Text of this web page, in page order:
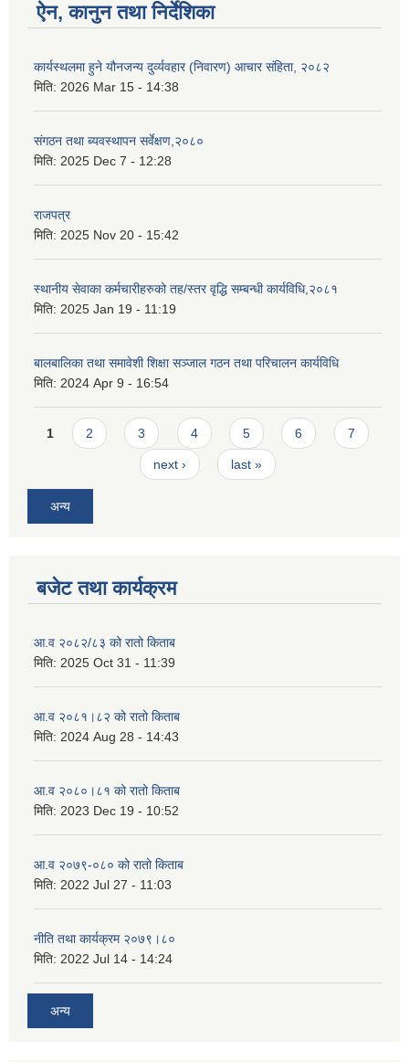
ऐन, कानुन तथा निर्देशिका
कार्यस्थलमा हुने यौनजन्य दुर्व्यवहार (निवारण) आचार संहिता, २०८२
मिति: 2026 Mar 15 - 14:38
संगठन तथा ब्यवस्थापन सर्वेक्षण,२०८०
मिति: 2025 Dec 7 - 12:28
राजपत्र
मिति: 2025 Nov 20 - 15:42
स्थानीय सेवाका कर्मचारीहरुको तह/स्तर वृद्धि सम्बन्धी कार्यविधि,२०८१
मिति: 2025 Jan 19 - 11:19
बालबालिका तथा समावेशी शिक्षा सञ्जाल गठन तथा परिचालन कार्यविधि
मिति: 2024 Apr 9 - 16:54
Pages
1 2 3 4 5 6 7
next › last »
अन्य
बजेट तथा कार्यक्रम
आ.व २०८२/८३ को रातो किताब
मिति: 2025 Oct 31 - 11:39
आ.व २०८१।८२ को रातो किताब
मिति: 2024 Aug 28 - 14:43
आ.व २०८०।८१ को रातो किताब
मिति: 2023 Dec 19 - 10:52
आ.व २०७९-०८० को रातो किताब
मिति: 2022 Jul 27 - 11:03
नीति तथा कार्यक्रम २०७९।८०
मिति: 2022 Jul 14 - 14:24
अन्य